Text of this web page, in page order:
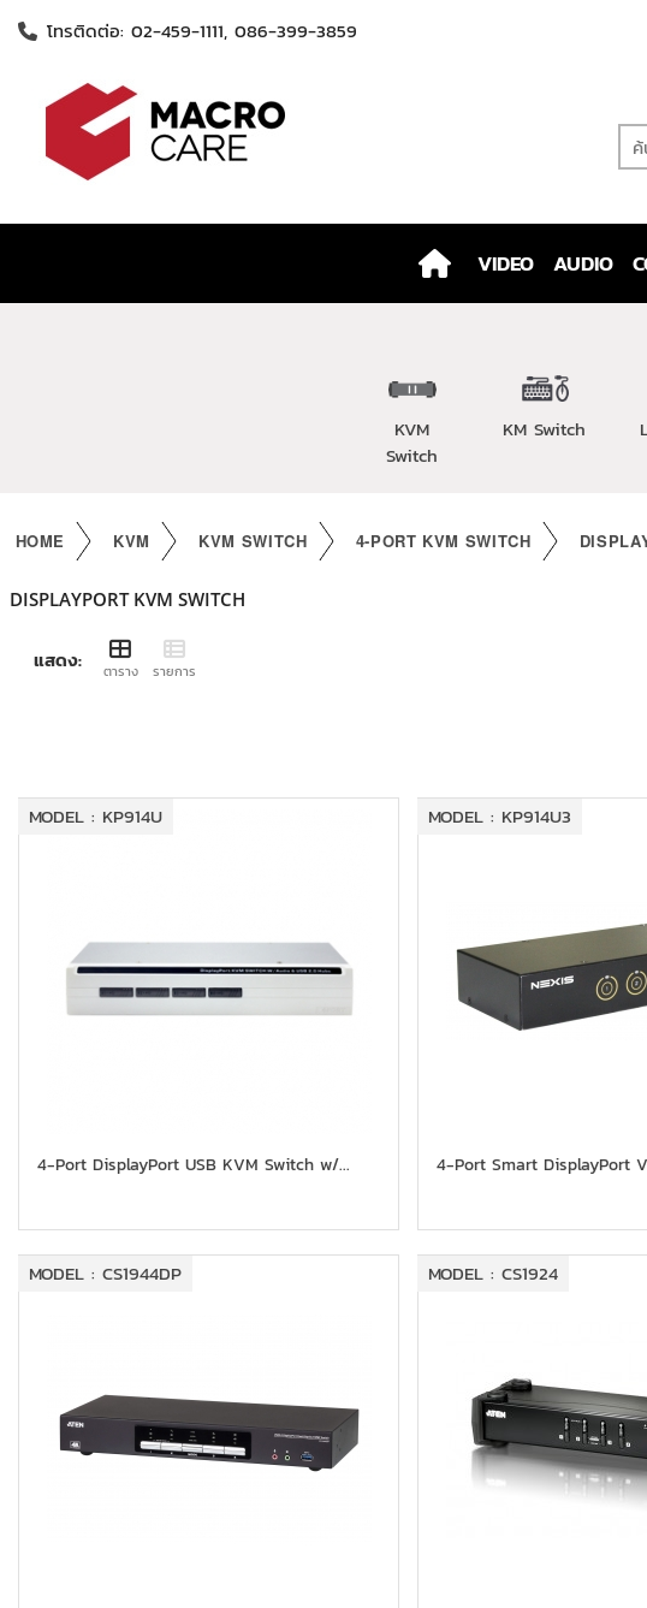
โทรติดต่อ: 02-459-1111, 086-399-3859
VIDEO AUDIO
KVM
Switch
KM Switch
HOME KVM KVM SWITCH 4-PORT KVM SWITCH
DISPLAYPORT KVM SWITCH
แสดง: ตาราง รายการ
MODEL : KP914U
4-Port DisplayPort USB KVM Switch w/...
MODEL : KP914U3
4-Port Smart DisplayPort
MODEL : CS1944DP MODEL : CS1924